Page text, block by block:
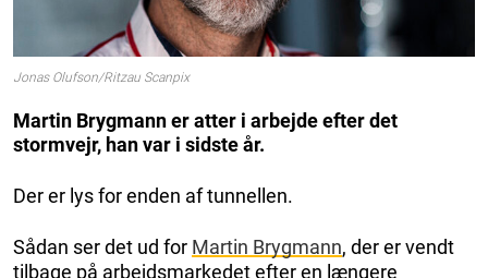
Jonas Olufson/Ritzau Scanpix
Martin Brygmann er atter i arbejde efter det
stormvejr, han var i sidste år.
Der er lys for enden af tunnellen.
Sådan ser det ud for Martin Brygmann, der er vendt
tilbage på arbejdsmarkedet efter en længere